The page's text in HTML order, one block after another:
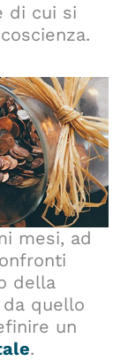
di cui si
mesi, ad
della
quello
un
.